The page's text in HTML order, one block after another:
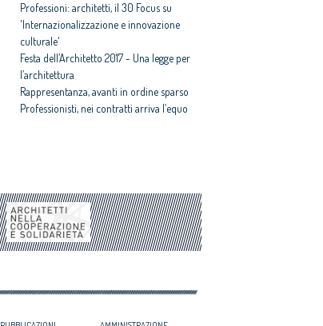
Professioni: architetti, il 30 Focus su
'Internazionalizzazione e innovazione
culturale'
Festa dell’Architetto 2017 - Una legge per
l’architettura
Rappresentanza, avanti in ordine sparso
Professionisti, nei contratti arriva l’equo
degradate
Architetti: 'Comune e Consiglio di Stato,
svilito interesse pubblico'